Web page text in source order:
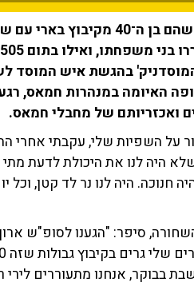
בבוקר השבת השחורה, נחטף טל
בפודקאסט 'המוסדניק' בהגשת איש
האיומה במנהרות חמאס,
ואכזריותם של מחבלי חמאס.
על השפיות שלי, עקבתי אחרי
היה לנו את היכולת לדעת
היה חנוכה. היה לנו נר לד קטן,
סיפר: "הגענו לסופ"ש
בבוקר, אנחנו מתעוררים לירי